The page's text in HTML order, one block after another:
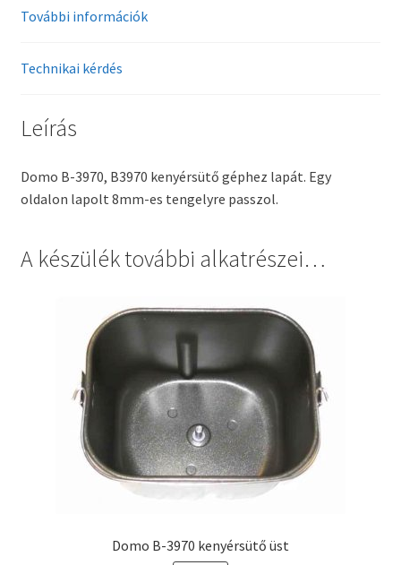
További információk
Technikai kérdés
Leírás
Domo B-3970, B3970 kenyérsütő géphez lapát. Egy
oldalon lapolt 8mm-es tengelyre passzol.
A készülék további alkatrészei…
Domo B-3970 kenyérsütő üst